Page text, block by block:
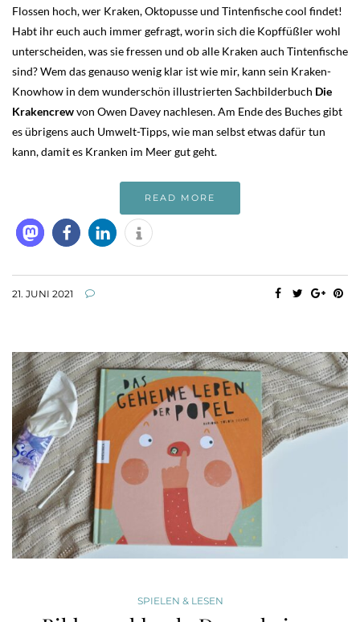
Flossen hoch, wer Kraken, Oktopusse und Tintenfische cool findet!
Habt ihr euch auch immer gefragt, worin sich die Kopffüßler wohl
unterscheiden, was sie fressen und ob alle Kraken auch Tintenfische
sind? Wem das genauso wenig klar ist wie mir, kann sein Kraken-
Knowhow in dem wunderschön illustrierten Sachbilderbuch Die
Krakencrewvon Owen Davey nachlesen. Am Ende des Buches gibt
es übrigens auch Umwelt-Tipps, wie man selbst etwas dafür tun
kann, damit es Kranken im Meer gut geht.
READ MORE
21. JUNI 2021
SPIELEN & LESEN